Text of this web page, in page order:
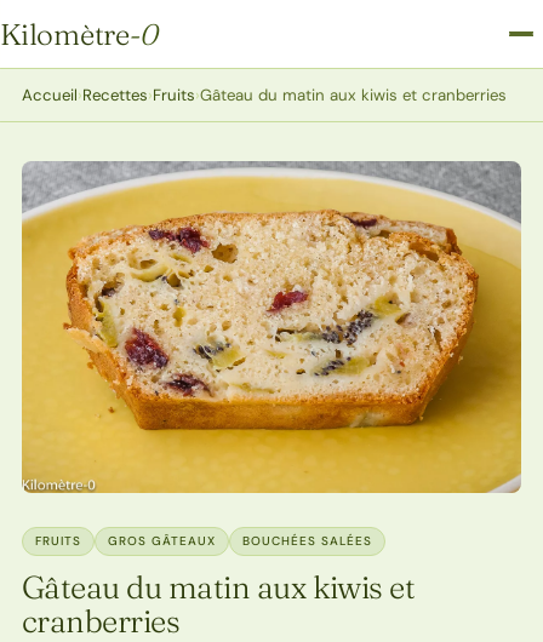
Kilomètre-0
Kilomètre-0
Accueil›Recettes›Fruits›Gâteau du matin aux kiwis et cranberries
FRUITS GROS GÂTEAUX BOUCHÉES SALÉES
Gâteau du matin aux kiwis et
cranberries